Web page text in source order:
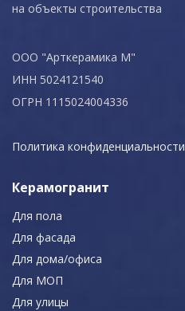
на объекты строительства
ООО "Арткерамика М"
ИНН 5024121540
ОГРН 1115024004336
Политика конфиденциальности
Керамогранит
Для пола
Для фасада
Для дома/офиса
Для МОП
Для улицы